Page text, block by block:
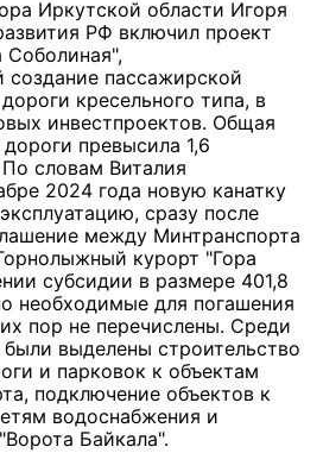
Иркутской области Игоря
РФ включил проект
Соболиная",
пассажирской
кресельного типа, в
инвестпроектов. Общая
превысила 1,6
словам Виталия
2024 года новую канатку
сразу после
между Минтранспорта
курорт "Гора
субсидии в размере 401,8
необходимые для погашения
пор не перечислены. Среди
выделены строительство
и парковок к объектам
подключение объектов к
водоснабжения и
Байкала".